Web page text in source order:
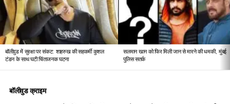
STORIES
बॉलीवुड में सुरक्षा पर संकट: शाहरुख की सहकर्मी कुशल
टंडन के साथ घटी चिंताजनक घटना
सलमान खान को फिर मिली जान से मारने की धमकी, मुंबई
पुलिस सतर्क
बॉलीवुड क्राइम